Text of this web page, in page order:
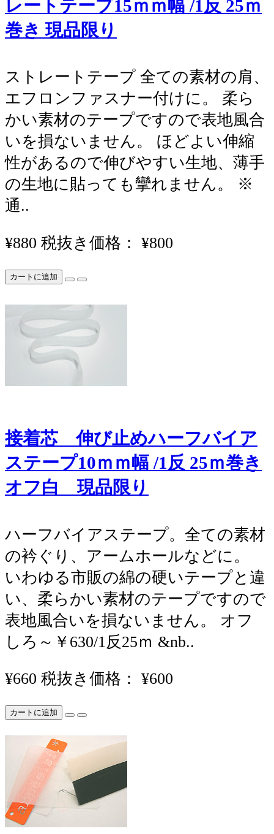
レートテープ15ｍｍ幅 /1反 25ｍ
巻き 現品限り
ストレートテープ 全ての素材の肩、
エフロンファスナー付けに。 柔ら
かい素材のテープですので表地風合
いを損ないません。 ほどよい伸縮
性があるので伸びやすい生地、薄手
の生地に貼っても攣れません。 ※
通..
¥880 税抜き価格： ¥800
カートに追加
接着芯 伸び止めハーフバイア
ステープ10ｍｍ幅 /1反 25ｍ巻き
オフ白 現品限り
ハーフバイアステープ。全ての素材
の衿ぐり、アームホールなどに。
いわゆる市販の綿の硬いテープと違
い、柔らかい素材のテープですので
表地風合いを損ないません。 オフ
しろ～￥630/1反25ｍ &nb..
¥660 税抜き価格： ¥600
カートに追加